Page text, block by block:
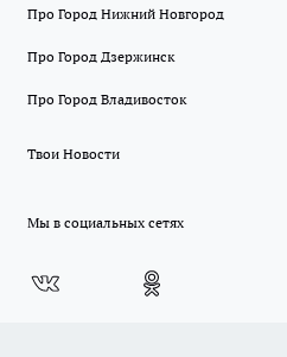
Про Город Нижний Новгород
Про Город Дзержинск
Про Город Владивосток
Твои Новости
Мы в социальных сетях